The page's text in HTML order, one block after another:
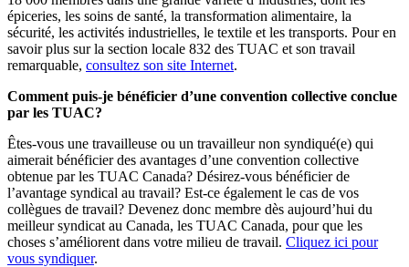
épiceries, les soins de santé, la transformation alimentaire, la
sécurité, les activités industrielles, le textile et les transports. Pour en
savoir plus sur la section locale 832 des TUAC et son travail
remarquable, consultez son site Internet.
Comment puis-je bénéficier d’une convention collective conclue
par les TUAC?
Êtes-vous une travailleuse ou un travailleur non syndiqué(e) qui
aimerait bénéficier des avantages d’une convention collective
obtenue par les TUAC Canada? Désirez-vous bénéficier de
l’avantage syndical au travail? Est-ce également le cas de vos
collègues de travail? Devenez donc membre dès aujourd’hui du
meilleur syndicat au Canada, les TUAC Canada, pour que les
choses s’améliorent dans votre milieu de travail. Cliquez ici pour
vous syndiquer.